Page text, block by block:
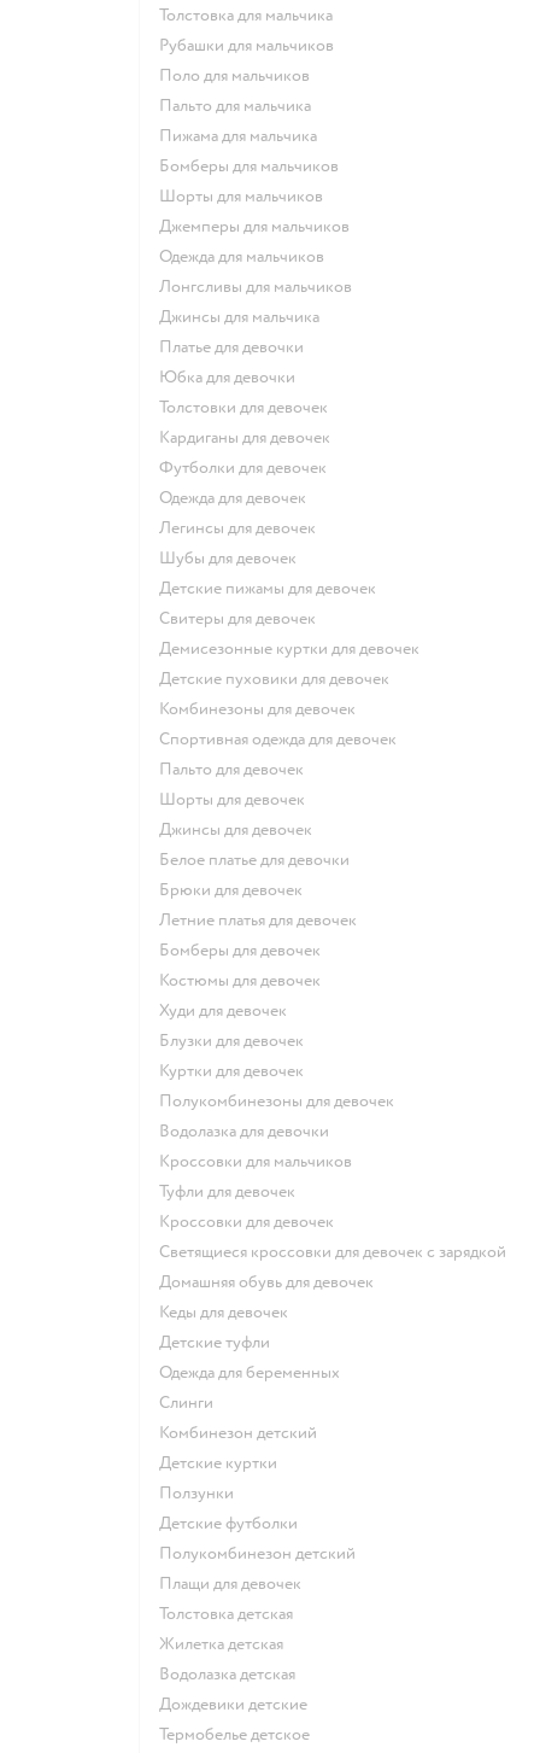
Толстовка для мальчика
Рубашки для мальчиков
Поло для мальчиков
Пальто для мальчика
Пижама для мальчика
Бомберы для мальчиков
Шорты для мальчиков
Джемперы для мальчиков
Одежда для мальчиков
Лонгсливы для мальчиков
Джинсы для мальчика
Платье для девочки
Юбка для девочки
Толстовки для девочек
Кардиганы для девочек
Футболки для девочек
Одежда для девочек
Легинсы для девочек
Шубы для девочек
Детские пижамы для девочек
Свитеры для девочек
Демисезонные куртки для девочек
Детские пуховики для девочек
Комбинезоны для девочек
Спортивная одежда для девочек
Пальто для девочек
Шорты для девочек
Джинсы для девочек
Белое платье для девочки
Брюки для девочек
Летние платья для девочек
Бомберы для девочек
Костюмы для девочек
Худи для девочек
Блузки для девочек
Куртки для девочек
Полукомбинезоны для девочек
Водолазка для девочки
Кроссовки для мальчиков
Туфли для девочек
Кроссовки для девочек
Светящиеся кроссовки для девочек с зарядкой
Домашняя обувь для девочек
Кеды для девочек
Детские туфли
Одежда для беременных
Слинги
Комбинезон детский
Детские куртки
Ползунки
Детские футболки
Полукомбинезон детский
Плащи для девочек
Толстовка детская
Жилетка детская
Водолазка детская
Дождевики детские
Термобелье детское